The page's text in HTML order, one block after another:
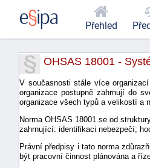
OHSAS 18001 -
V současnosti stále více
organizace postupně zahrnují do
organizace všech typů a velikostí a
Norma OHSAS 18001 se od
zahrnující: identifikaci nebezpečí;
Právní předpisy i tato norma
být pracovní činnost plánována a
Přehled